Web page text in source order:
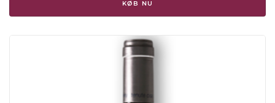
KØB NU